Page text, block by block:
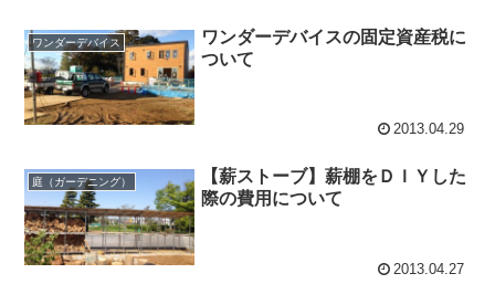
ワンダーデバイス
ワンダーデバイスの固定資産税に
ついて
2013.04.29
庭（ガーデニング）
【薪ストーブ】薪棚をＤＩＹした
際の費用について
2013.04.27